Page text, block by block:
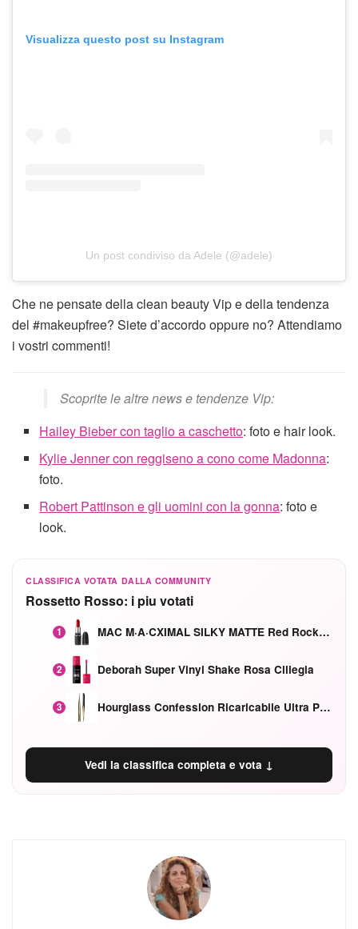
Visualizza questo post su Instagram
Un post condiviso da Adele (@adele)
Che ne pensate della clean beauty Vip e della tendenza
del #makeupfree? Siete d’accordo oppure no? Attendiamo
i vostri commenti!
Scoprite le altre news e tendenze Vip:
Hailey Bieber con taglio a caschetto: foto e hair look.
Kylie Jenner con reggiseno a cono come Madonna:
foto.
Robert Pattinson e gli uomini con la gonna: foto e
look.
CLASSIFICA VOTATA DALLA COMMUNITY
Rossetto Rosso: i piu votati
1 MAC M·A·CXIMAL SILKY MATTE Red Rock mat
2 Deborah Super Vinyl Shake Rosa Ciliegia
3 Hourglass Confession Ricaricabile Ultra Preciso Ad Alta Intensità Secretly Classic Red
Vedi la classifica completa e vota ↓